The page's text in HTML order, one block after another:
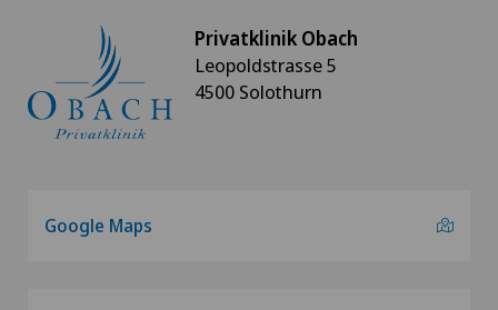
Prostatakrebs (Prostatakarzinom)
Schilddrüsenchirurgie (Endokrine Chirurgie)
Privatklinik Obach
Leopoldstrasse 5
4500 Solothurn
Google Maps